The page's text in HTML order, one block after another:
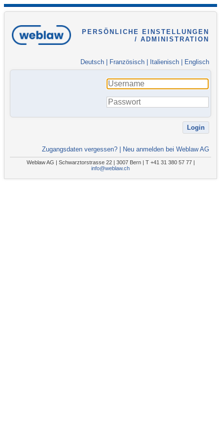
PERSÖNLICHE EINSTELLUNGEN
/ ADMINISTRATION
Deutsch Französisch Italienisch Englisch
Zugangsdaten vergessen? Neu anmelden bei Weblaw AG
Weblaw AG | Schwarztorstrasse 22 | 3007 Bern | T +41 31 380 57 77 |
info@weblaw.ch